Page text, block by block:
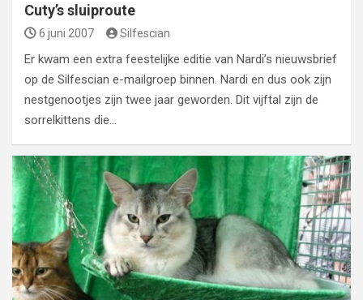
Cuty’s sluiproute
6 juni 2007 Silfescian
Er kwam een extra feestelijke editie van Nardi’s nieuwsbrief
op de Silfescian e-mailgroep binnen. Nardi en dus ook zijn
nestgenootjes zijn twee jaar geworden. Dit vijftal zijn de
sorrelkittens die…